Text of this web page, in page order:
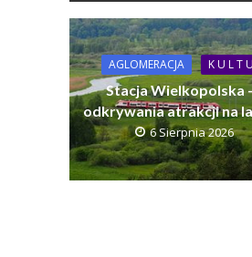
AGLOMERACJA K U L T
Stacja Wielkopolska
odkrywania atrakcji na
6 Sierpnia 2026